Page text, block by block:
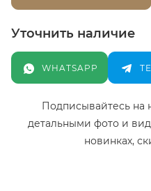
Уточнить наличие
WHATSAPP
Подписывайтесь на
детальными фото и
новинках,